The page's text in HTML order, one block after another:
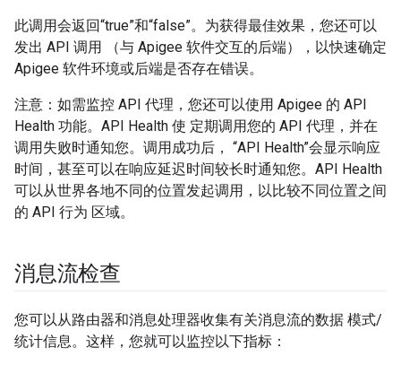
此调用会返回“true”和“false”。为获得最佳效果，您还可以
发出 API 调用 （与 Apigee 软件交互的后端），以快速确定
Apigee 软件环境或后端是否存在错误。
注意：如需监控 API 代理，您还可以使用 Apigee 的 API
Health 功能。API Health 使 定期调用您的 API 代理，并在
调用失败时通知您。调用成功后， “API Health”会显示响应
时间，甚至可以在响应延迟时间较长时通知您。API Health
可以从世界各地不同的位置发起调用，以比较不同位置之间
的 API 行为 区域。
消息流检查
您可以从路由器和消息处理器收集有关消息流的数据 模式/
统计信息。这样，您就可以监控以下指标：